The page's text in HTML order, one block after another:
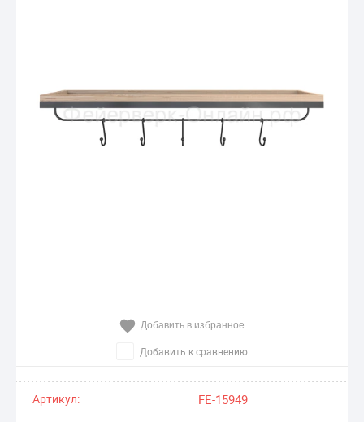
Добавить в избранное
Добавить к сравнению
Артикул: FE-15949